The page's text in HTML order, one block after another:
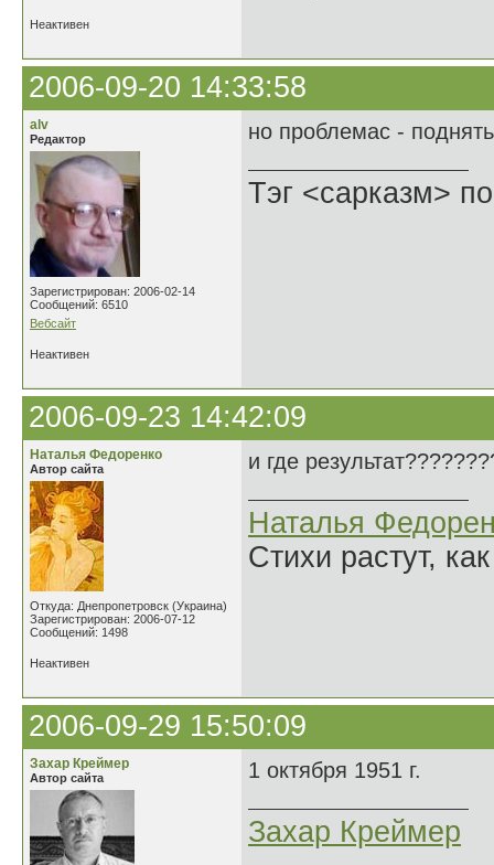
Неактивен
2006-09-20 14:33:58
alv
Редактор
Зарегистрирован: 2006-02-14
Сообщений: 6510
Вебсайт
но проблемас -
Тэг <сарказм>
Неактивен
2006-09-23 14:42:09
Наталья Федоренко
Автор сайта
Откуда: Днепропетровск (Украина)
Зарегистрирован: 2006-07-12
Сообщений: 1498
и где
Наталья
Стихи растут,
Неактивен
2006-09-29 15:50:09
Захар Креймер
Автор сайта 1 октября 1951 г.
Захар Креймер